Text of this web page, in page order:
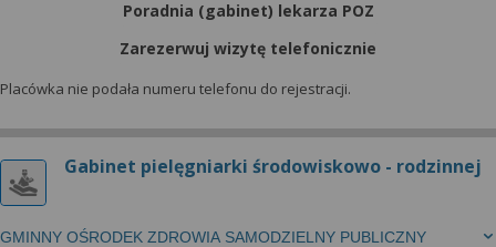
Poradnia (gabinet) lekarza POZ
Zarezerwuj wizytę telefonicznie
Placówka nie podała numeru telefonu do rejestracji.
Gabinet pielęgniarki środowiskowo - rodzinnej
GMINNY OŚRODEK ZDROWIA SAMODZIELNY PUBLICZNY